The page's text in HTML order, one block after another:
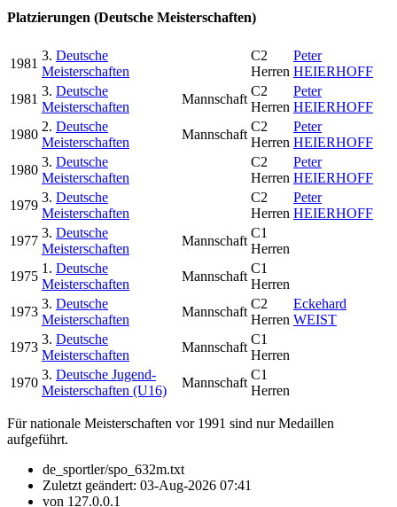
Platzierungen (Deutsche Meisterschaften)
1981
3. Deutsche
Meisterschaften
C2
Herren
Peter
HEIERHOFF
1981
3. Deutsche
Meisterschaften
Mannschaft
C2
Herren
Peter
HEIERHOFF
1980
2. Deutsche
Meisterschaften
Mannschaft
C2
Herren
Peter
HEIERHOFF
1980
3. Deutsche
Meisterschaften
C2
Herren
Peter
HEIERHOFF
1979
3. Deutsche
Meisterschaften
C2
Herren
Peter
HEIERHOFF
1977
3. Deutsche
Meisterschaften
Mannschaft
C1
Herren
1975
1. Deutsche
Meisterschaften
Mannschaft
C1
Herren
1973
3. Deutsche
Meisterschaften
Mannschaft
C2
Herren
Eckehard
WEIST
1973
3. Deutsche
Meisterschaften
Mannschaft
C1
Herren
1970
3. Deutsche Jugend-
Meisterschaften (U16)
Mannschaft
C1
Herren
Für nationale Meisterschaften vor 1991 sind nur Medaillen
aufgeführt.
de_sportler/spo_632m.txt
Zuletzt geändert: 03-Aug-2026 07:41
von 127.0.0.1